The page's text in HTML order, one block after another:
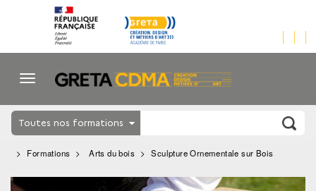
Toutes nos formations
Formations Arts du bois Sculpture Ornementale sur Bois